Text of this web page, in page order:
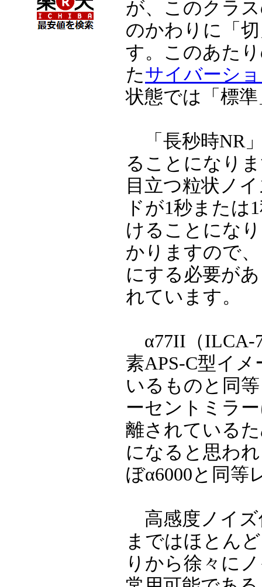
が、このクラ
のかわりに「
す。このあた
たサイバーシ
状態では「標
「長秒時NR
ることになり
目立つ粒状ノ
ドが1秒または
けることにな
かりますので
にする必要が
れています。
α77II（ILCA-
素APS-C型イ
いるものと同
ーセントミラ
離されている
になると思わ
ぼα6000と同等
高感度ノイズ
まではほとん
りから徐々に